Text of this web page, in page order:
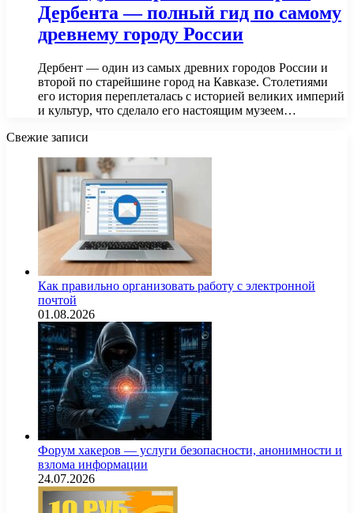
Дербента — полный гид по самому
древнему городу России
Дербент — один из самых древних городов России и
второй по старейшине город на Кавказе. Столетиями
его история переплеталась с историей великих империй
и культур, что сделало его настоящим музеем…
Свежие записи
Как правильно организовать работу с электронной
почтой
01.08.2026
Форум хакеров — услуги безопасности, анонимности и
взлома информации
24.07.2026